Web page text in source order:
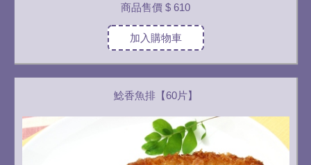
商品售價 $ 610
加入購物車
鯰香魚排【60片】